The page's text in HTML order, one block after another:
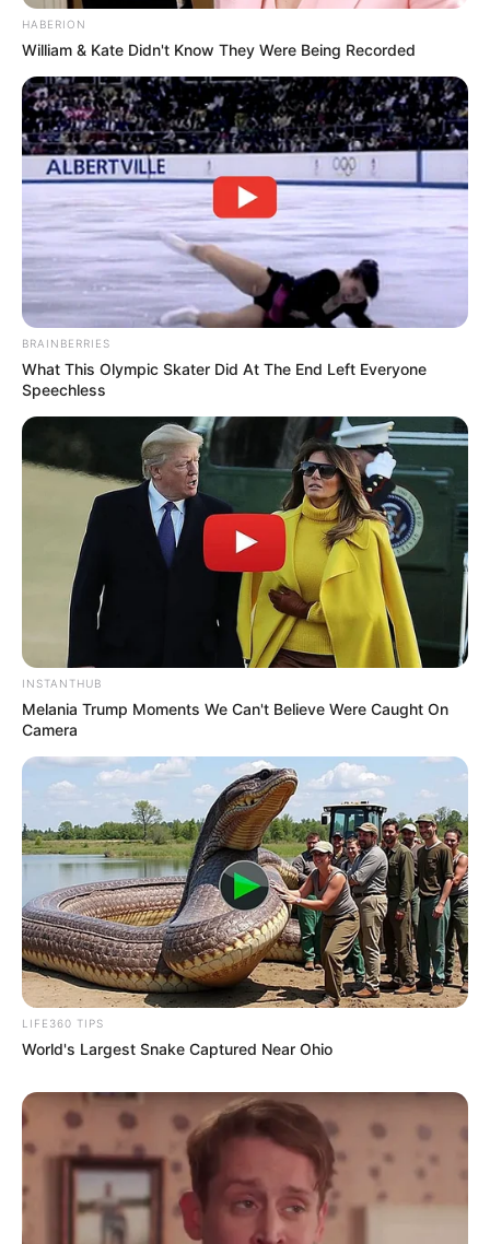
HABERION
William & Kate Didn't Know They Were Being Recorded
BRAINBERRIES
What This Olympic Skater Did At The End Left Everyone
Speechless
INSTANTHUB
Melania Trump Moments We Can't Believe Were Caught On
Camera
LIFE360 TIPS
World's Largest Snake Captured Near Ohio